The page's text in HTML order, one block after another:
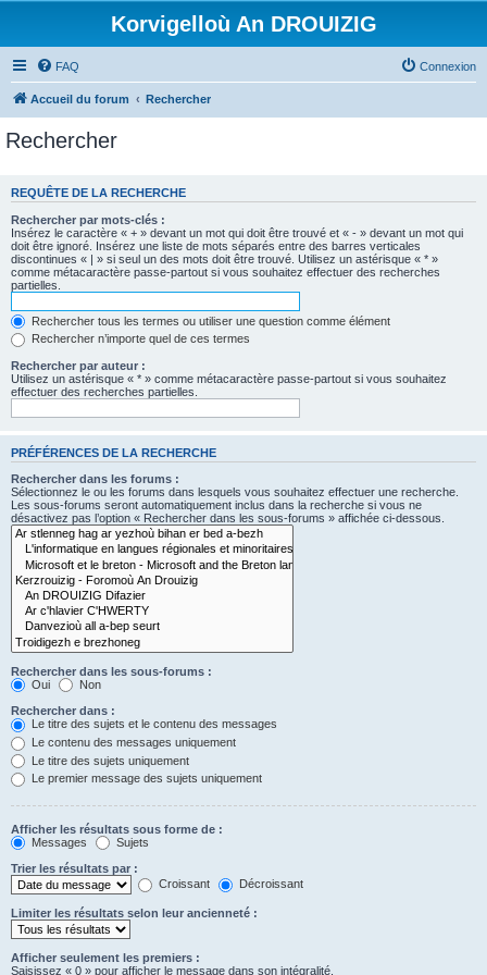
Korvigelloù An DROUIZIG
FAQ Connexion
Accueil du forum Rechercher
Rechercher
REQUÊTE DE LA RECHERCHE
Rechercher par mots-clés :
Insérez le caractère « + » devant un mot qui doit être trouvé et « - » devant un mot qui
doit être ignoré. Insérez une liste de mots séparés entre des barres verticales
discontinues « | » si seul un des mots doit être trouvé. Utilisez un astérisque « * »
comme métacaractère passe-partout si vous souhaitez effectuer des recherches
partielles.
Rechercher tous les termes ou utiliser une question comme élément
Rechercher n’importe quel de ces termes
Rechercher par auteur :
Utilisez un astérisque « * » comme métacaractère passe-partout si vous souhaitez
effectuer des recherches partielles.
PRÉFÉRENCES DE LA RECHERCHE
Rechercher dans les forums :
Sélectionnez le ou les forums dans lesquels vous souhaitez effectuer une recherche.
Les sous-forums seront automatiquement inclus dans la recherche si vous ne
désactivez pas l’option « Rechercher dans les sous-forums » affichée ci-dessous.
Rechercher dans les sous-forums :
Oui
Non
Rechercher dans :
Le titre des sujets et le contenu des messages
Le contenu des messages uniquement
Le titre des sujets uniquement
Le premier message des sujets uniquement
Afficher les résultats sous forme de :
Messages
Sujets
Trier les résultats par :
Croissant
Décroissant
Limiter les résultats selon leur ancienneté :
Afficher seulement les premiers :
Saisissez « 0 » pour afficher le message dans son intégralité.